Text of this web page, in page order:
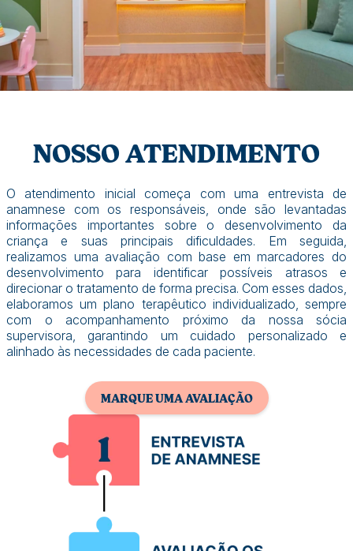
NOSSO ATENDIMENTO
O atendimento inicial começa com uma entrevista de
anamnese com os responsáveis, onde são levantadas
informações importantes sobre o desenvolvimento da
criança e suas principais dificuldades. Em seguida,
realizamos uma avaliação com base em marcadores do
desenvolvimento para identificar possíveis atrasos e
direcionar o tratamento de forma precisa. Com esses dados,
elaboramos um plano terapêutico individualizado, sempre
com o acompanhamento próximo da nossa sócia
supervisora, garantindo um cuidado personalizado e
alinhado às necessidades de cada paciente.
MARQUE UMA AVALIAÇÃO